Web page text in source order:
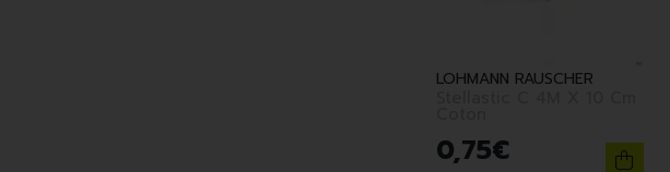
LOHMANN RAUSCHER
0,75€